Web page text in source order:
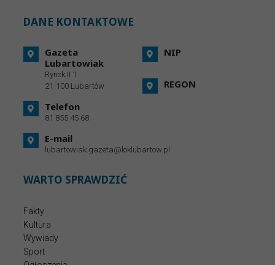
DANE KONTAKTOWE
Gazeta
Lubartowiak
Rynek II 1
21-100 Lubartów
Telefon
81 855 45 68
E-mail
lubartowiak.gazeta@loklubartow.pl
NIP
REGON
WARTO SPRAWDZIĆ
Fakty
Kultura
Wywiady
Sport